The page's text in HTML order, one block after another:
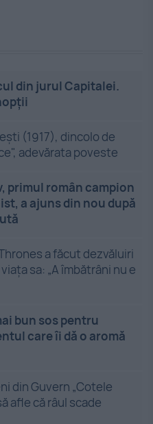
din jurul Capitalei.
(1917), dincolo de
adevărata poveste
primul român campion
a ajuns din nou după
a făcut dezvăluiri
sa: „A îmbătrâni nu e
bun sos pentru
care îi dă o aromă
din Guvern „Cotele
afle că râul scade